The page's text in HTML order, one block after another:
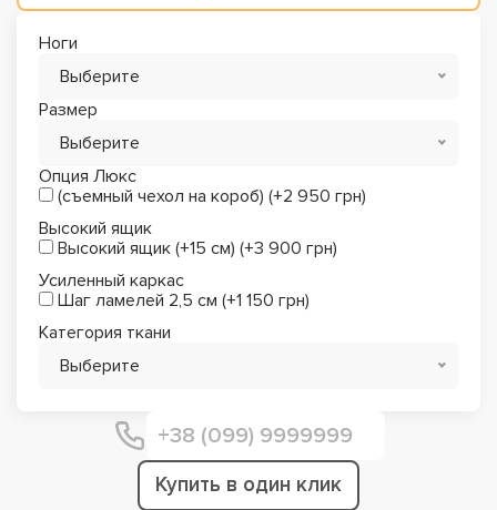
Ноги
Выберите
Размер
Выберите
Опция Люкс
(съемный чехол на короб) (+2 950 грн)
Высокий ящик
Высокий ящик (+15 см) (+3 900 грн)
Усиленный каркас
Шаг ламелей 2,5 см (+1 150 грн)
Категория ткани
Выберите
Купить в один клик